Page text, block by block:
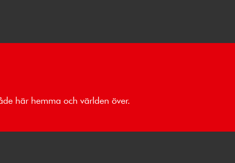
här hemma och världen över.